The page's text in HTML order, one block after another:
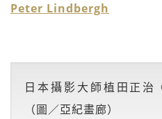
Peter Lindbergh
日本攝影大師植田正
（圖／亞紀畫廊）